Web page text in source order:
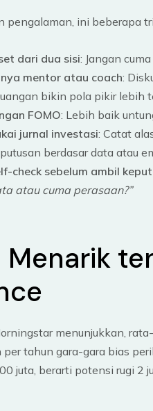
pengalaman, ini beberapa
dari dua sisi: Jangan
mentor atau coach:
bikin pola pikir lebih
FOMO: Lebih baik
jurnal investasi: Catat
berdasar data atau
check sebelum ambil
atau cuma perasaan?”
Menarik
menunjukkan,
tahun gara-gara bias
juta, berarti potensi rugi 2